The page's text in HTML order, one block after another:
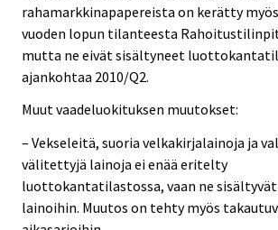
rahamarkkinapapereista on kerätty
vuoden lopun tilanteesta
mutta ne eivät sisältyneet
ajankohtaa 2010/Q2.
Muut vaadeluokituksen muutokset:
– Vekseleitä, suoria velkakirjalainoja ja
välitettyjä lainoja ei enää eritelty
luottokantatilastossa, vaan ne
lainoihin. Muutos on tehty myös